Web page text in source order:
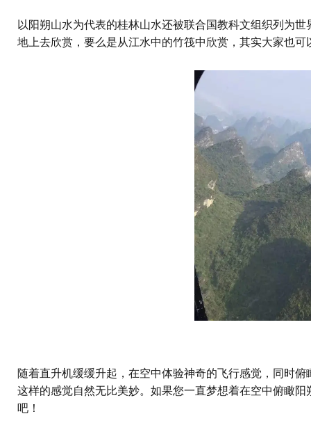
以阳朔山水为代表的桂林山水还被联合国教科文组织列为
地上去欣赏，要么是从江水中的竹筏中欣赏，其实大家也
随着直升机缓缓升起，在空中体验神奇的飞行感觉，同时
这样的感觉自然无比美妙。如果您一直梦想着在空中俯瞰
吧！